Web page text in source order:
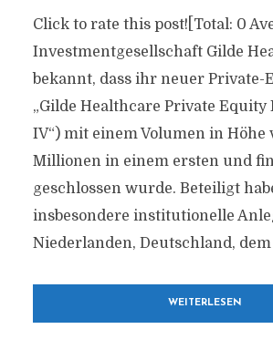
Click to rate this post![Total: 0
Investmentgesellschaft Gilde
bekannt, dass ihr neuer Private-
„Gilde Healthcare Private Equity
IV“) mit einem Volumen in Höhe
Millionen in einem ersten und
geschlossen wurde. Beteiligt
insbesondere institutionelle
Niederlanden, Deutschland,
WEITERLESEN